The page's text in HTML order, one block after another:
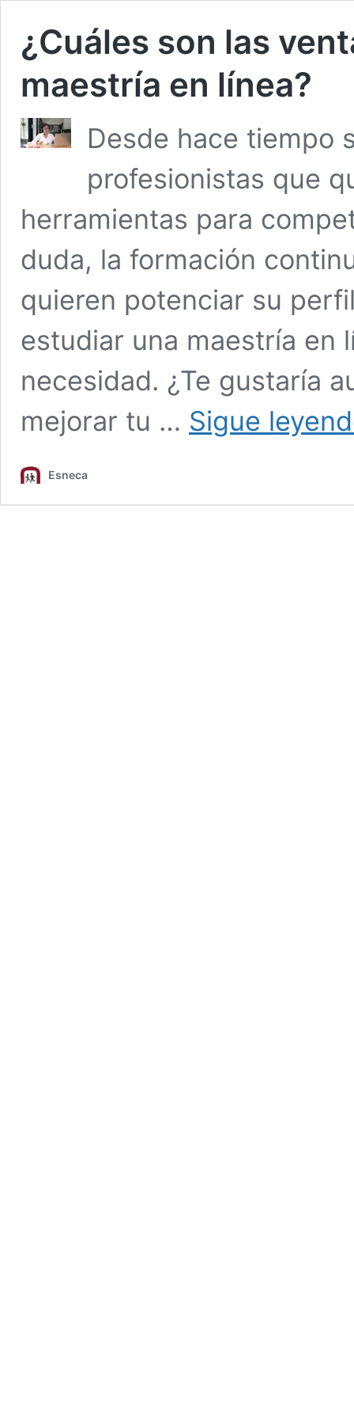
¿Cuáles son las
maestría en línea?
Desde hace tiempo
profesionistas que
herramientas para
duda, la formación
quieren potenciar su
estudiar una maestría en
necesidad. ¿Te gustaría
mejorar tu … Sigue
Esneca